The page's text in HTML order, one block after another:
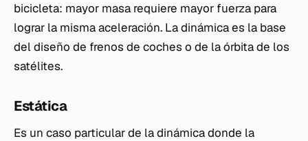
bicicleta: mayor masa requiere mayor fuerza para
lograr la misma aceleración. La dinámica es la base
del diseño de frenos de coches o de la órbita de los
satélites.
Estática
Es un caso particular de la dinámica donde la